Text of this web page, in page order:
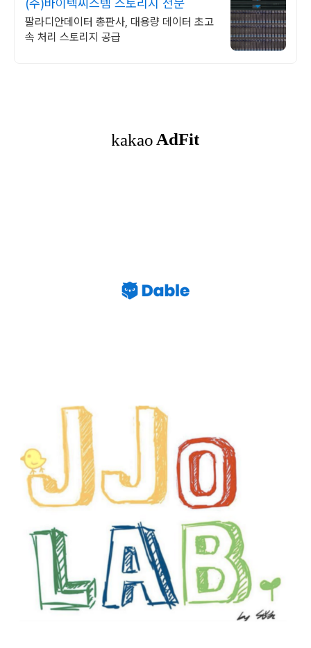
(주)바이텍씨스템 스토리지 전문
팔라디안데이터 총판사, 대용량 데이터 초고
속 처리 스토리지 공급